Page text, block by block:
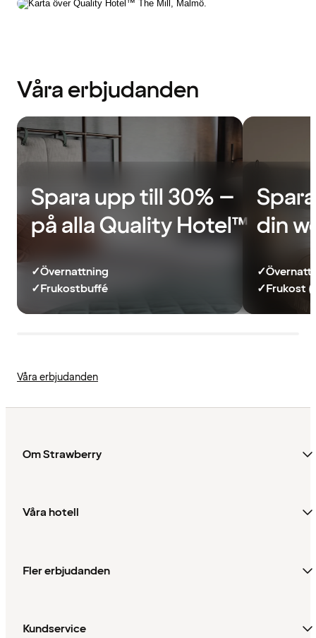
Våra erbjudanden
Spara upp till 30% –
på alla Quality Hotel™
✓Övernattning
✓Frukostbuffé
din
✓
✓Frukost
Våra erbjudanden
Om Strawberry
Våra hotell
Fler erbjudanden
Kundservice